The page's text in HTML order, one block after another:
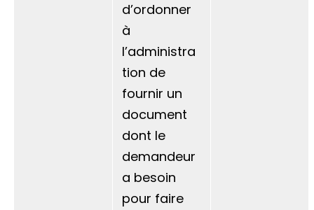
d’ordonner
à
l’administra
tion de
fournir un
document
dont le
demandeur
a besoin
pour faire